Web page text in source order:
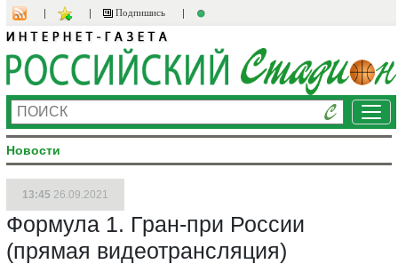
Подпишись
Новости
13:45 26.09.2021
Формула 1. Гран-при России
(прямая видеотрансляция)